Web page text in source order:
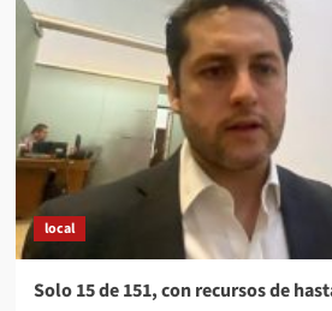
local
Solo 15 de 151, con recursos de